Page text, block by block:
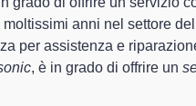
esperienza pluriennale
Panasonic a Tradate,
di fornire interventi di